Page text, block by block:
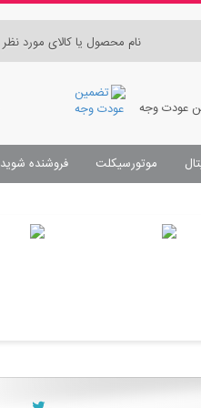
عودت وجه
موتورسیکلت
فروشنده شوید